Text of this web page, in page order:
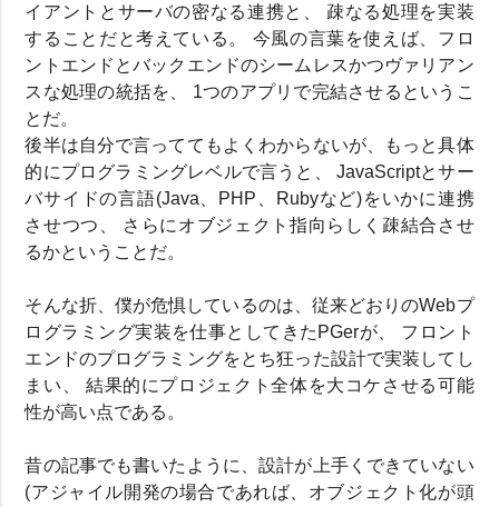
イアントとサーバの密なる連携と、 疎なる処理を実装
することだと考えている。 今風の言葉を使えば、フロ
ントエンドとバックエンドのシームレスかつヴァリアン
スな処理の統括を、 1つのアプリで完結させるというこ
とだ。
後半は自分で言っててもよくわからないが、もっと具体
的にプログラミングレベルで言うと、 JavaScriptとサー
バサイドの言語(Java、PHP、Rubyなど)をいかに連携
させつつ、 さらにオブジェクト指向らしく疎結合させ
るかということだ。
そんな折、僕が危惧しているのは、従来どおりのWebプ
ログラミング実装を仕事としてきたPGerが、 フロント
エンドのプログラミングをとち狂った設計で実装してし
まい、 結果的にプロジェクト全体を大コケさせる可能
性が高い点である。
昔の記事でも書いたように、設計が上手くできていない
(アジャイル開発の場合であれば、オブジェクト化が頭